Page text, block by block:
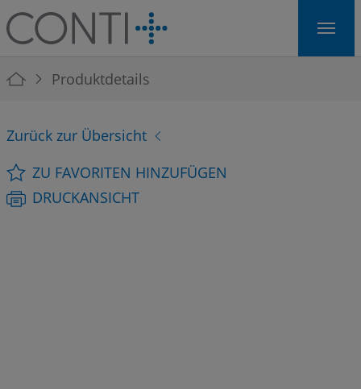
Skip to main navigation
Skip to main content
Skip to page footer
You are here:
Produktdetails
Zurück zur Übersicht
ZU FAVORITEN HINZUFÜGEN
DRUCKANSICHT